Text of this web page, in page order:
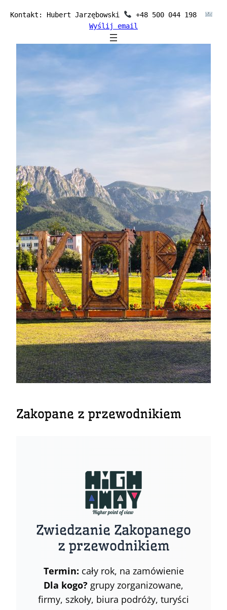
Przejdź
Kontakt: Hubert Jarzębowski
+48 500 044 198
Wyślij email
Zakopane z przewodnikiem
Zwiedzanie Zakopanego
z przewodnikiem
Termin: cały rok, na zamówienie
Dla kogo? grupy zorganizowane,
firmy, szkoły, biura podróży, turyści